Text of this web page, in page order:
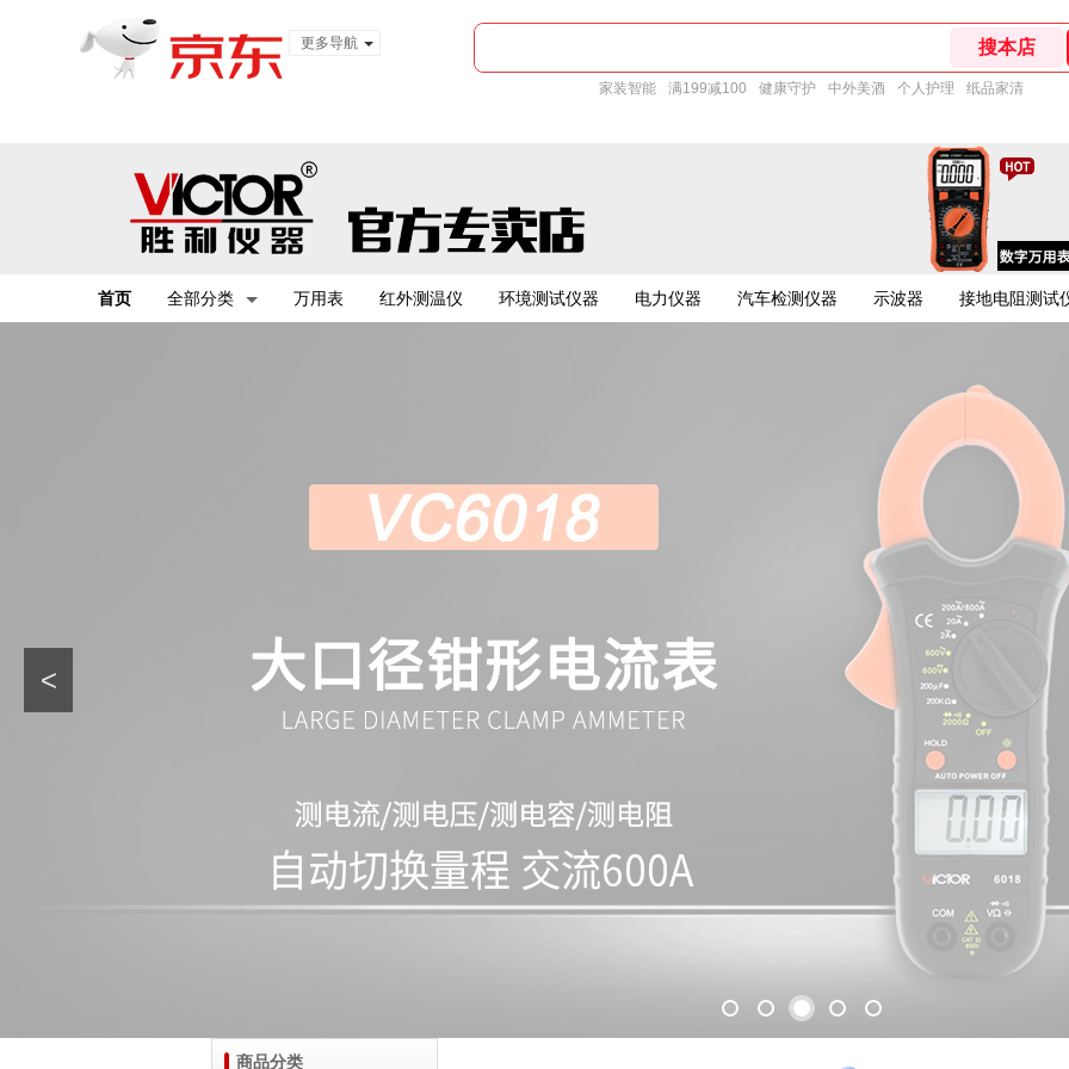
更多导航
家装智能 满199减100 健康守护 中外美酒 个人护理 纸品家清
首页 全部分类 万用表 红外测温仪 环境测试仪器 电力仪器 汽车检测仪器 示波器 接地电阻测试
<
商品分类